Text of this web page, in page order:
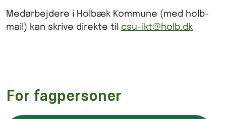
Medarbejdere i Holbæk Kommune (med holb-
mail) kan skrive direkte til csu-ikt@holb.dk
For fagpersoner